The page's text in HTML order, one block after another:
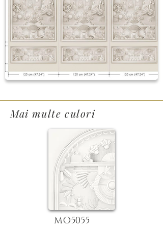
Mai multe culori
MO5055